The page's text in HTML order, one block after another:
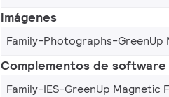
Imágenes
Family-Photographs-GreenUp
Complementos de software
Family-IES-GreenUp Magnetic